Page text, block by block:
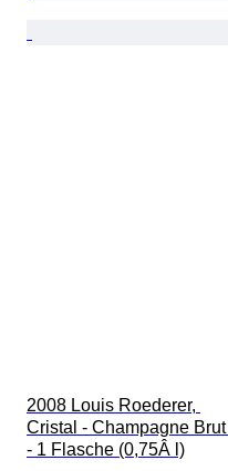
2008 Louis Roederer,
Cristal - Champagne Brut
- 1 Flasche (0,75Â l)